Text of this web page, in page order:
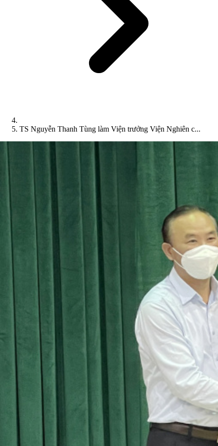
TS Nguyễn Thanh Tùng làm Viện trưởng Viện Nghiên c...